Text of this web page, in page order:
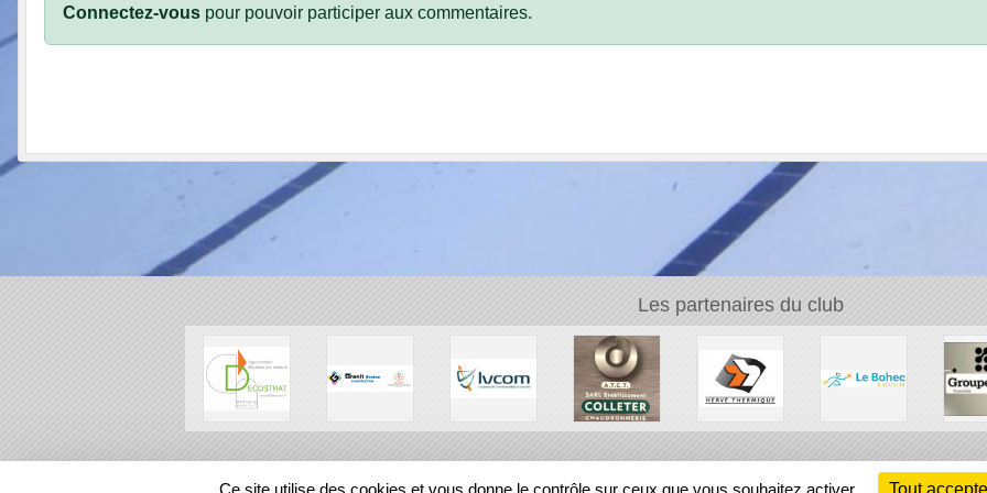
Connectez-vous pour pouvoir participer aux commentaires.
Les partenaires du club
REGIONS
Ce site utilise des cookies et vous donne le contrôle sur ceux que vous souhaitez activer Tout